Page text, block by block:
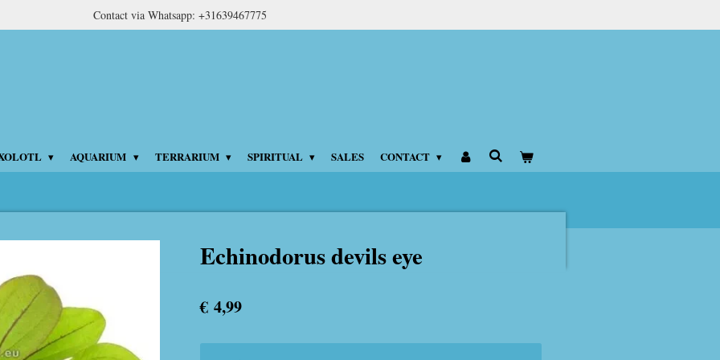
Contact via Whatsapp: +31639467775
AQUARIUM TERRARIUM SPIRITUAL SALES CONTACT
Echinodorus devils eye
€ 4,99